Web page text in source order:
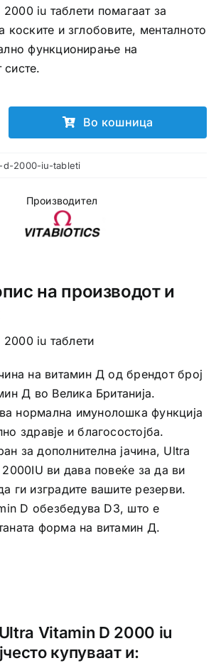
iu таблети помагаат за
коските и зглобовите, менталното
функционирање на
Во кошница
d-2000-iu-tableti
Производител
на производот и
iu таблети
на витамин Д од брендот број
Д во Велика Британија.
нормална имунолошка функција
здравје и благосостојба.
за дополнителна јачина, Ultra
ви дава повеќе за да ви
ги изградите вашите резерви.
D обезбедува D3, што е
форма на витамин Д.
Vitamin D 2000 iu
купуваат и: